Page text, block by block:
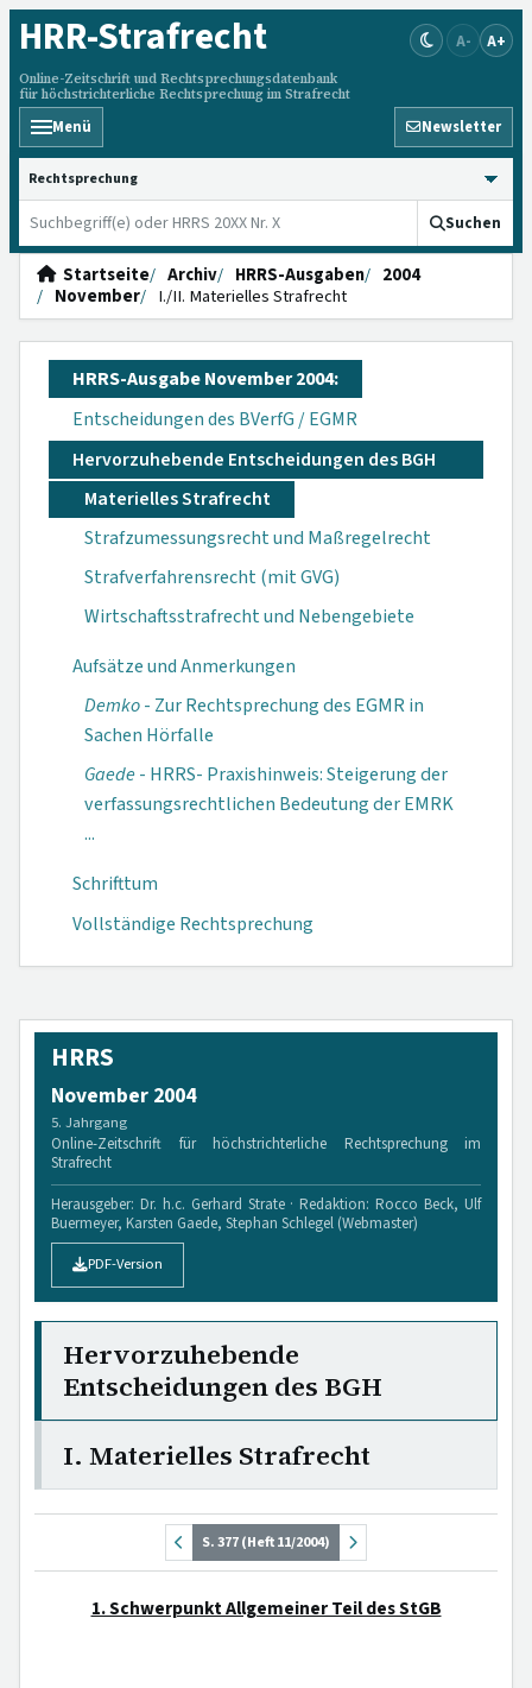
HRR-Strafrecht
Online-Zeitschrift und Rechtsprechungsdatenbank
für höchstrichterliche Rechtsprechung im Strafrecht
A- A+
Menü Newsletter
HRRS durchsuchen
Suchen
Startseite Archiv HRRS-Ausgaben
2004
November
I./II. Materielles Strafrecht
HRRS-Ausgabe November 2004:
Entscheidungen des BVerfG / EGMR
Hervorzuhebende Entscheidungen des BGH
Materielles Strafrecht
Strafzumessungsrecht und Maßregelrecht
Strafverfahrensrecht (mit GVG)
Wirtschaftsstrafrecht und Nebengebiete
Aufsätze und Anmerkungen
Demko- Zur Rechtsprechung des EGMR in
Sachen Hörfalle
Gaede- HRRS- Praxishinweis: Steigerung der
verfassungs­rechtlichen Be­deutung der EMRK
...
Schrifttum
Vollständige Rechtsprechung
HRRS
November 2004
5. Jahrgang
Online-Zeitschrift für höchstrichterliche Rechtsprechung im
Strafrecht
Herausgeber: Dr. h.c. Gerhard Strate · Redaktion: Rocco Beck, Ulf
Buermeyer, Karsten Gaede, Stephan Schlegel (Webmaster)
PDF-Version
Hervorzuhebende
Entscheidungen des BGH
I. Materielles Strafrecht
S. 377 (Heft 11/2004)
1. Schwerpunkt Allgemeiner Teil des StGB